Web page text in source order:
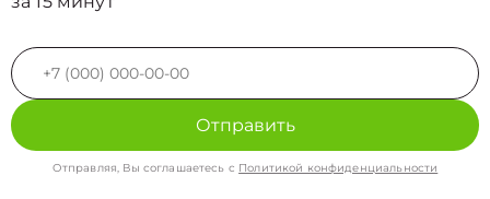
Отправить
Отправляя, Вы соглашаетесь с Политикой конфиденциальности